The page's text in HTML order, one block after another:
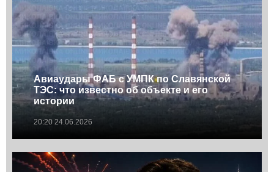
Авиаудары ФАБ с УМПК по Славянской
ТЭС: что известно об объекте и его
истории
20:20 24.06.2026